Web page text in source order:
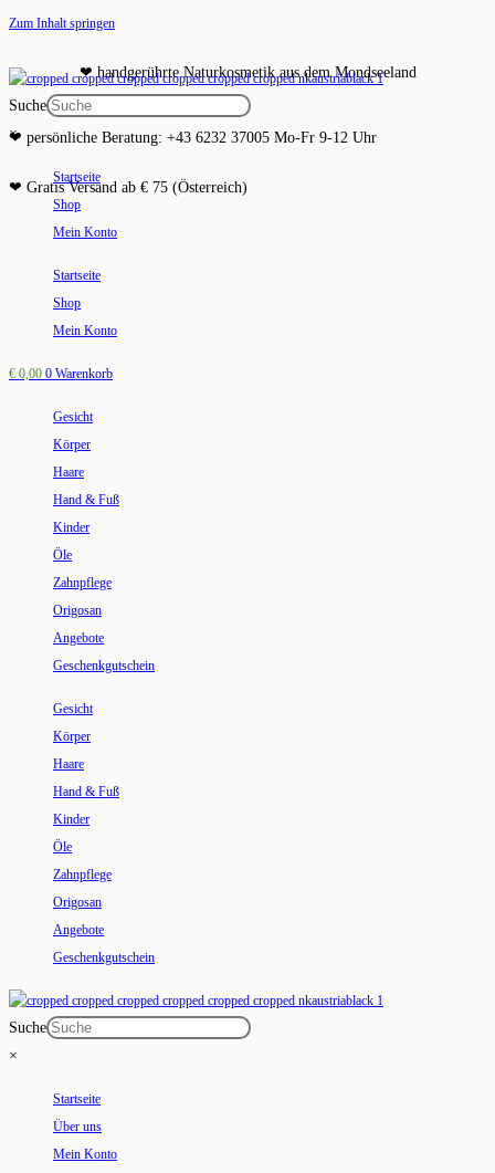
Zum Inhalt springen
❤ handgerührte Naturkosmetik aus dem Mondseeland
❤ persönliche Beratung: +43 6232 37005 Mo-Fr 9-12 Uhr
❤ Gratis Versand ab € 75 (Österreich)
Suche
×
Startseite
Shop
Mein Konto
Startseite
Shop
Mein Konto
€ 0,00 0 Warenkorb
Gesicht
Körper
Haare
Hand & Fuß
Kinder
Öle
Zahnpflege
Origosan
Angebote
Geschenkgutschein
Gesicht
Körper
Haare
Hand & Fuß
Kinder
Öle
Zahnpflege
Origosan
Angebote
Geschenkgutschein
Suche
×
Startseite
Über uns
Mein Konto